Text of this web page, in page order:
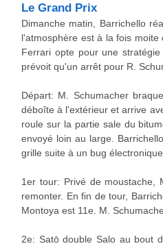
Le Grand Prix
Dimanche matin, Barrichello
l'atmosphère est à la fois
Ferrari opte pour une
prévoit qu'un arrêt pour R.
Départ: M. Schumacher
déboîte à l'extérieur et arrive
roule sur la partie sale du
envoyé loin au large.
grille suite à un bug
1er tour: Privé de moustache,
remonter. En fin de tour,
Montoya est 11e. M.
2e: Satō double Salo au bout